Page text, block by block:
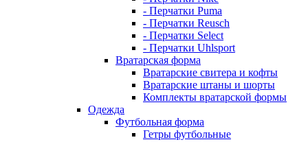
- Перчатки Puma
- Перчатки Reusch
- Перчатки Select
- Перчатки Uhlsport
Вратарская форма
Вратарские свитера и кофты
Вратарские штаны и шорты
Комплекты вратарской формы
Одежда
Футбольная форма
Гетры футбольные